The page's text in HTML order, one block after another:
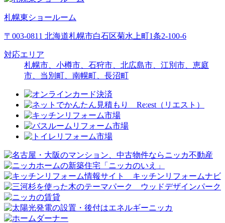
札幌東ショールーム
〒003-0811 北海道札幌市白石区菊水上町1条2-100-6
対応エリア
札幌市、小樽市、石狩市、北広島市、江別市、恵庭
市、当別町、南幌町、長沼町